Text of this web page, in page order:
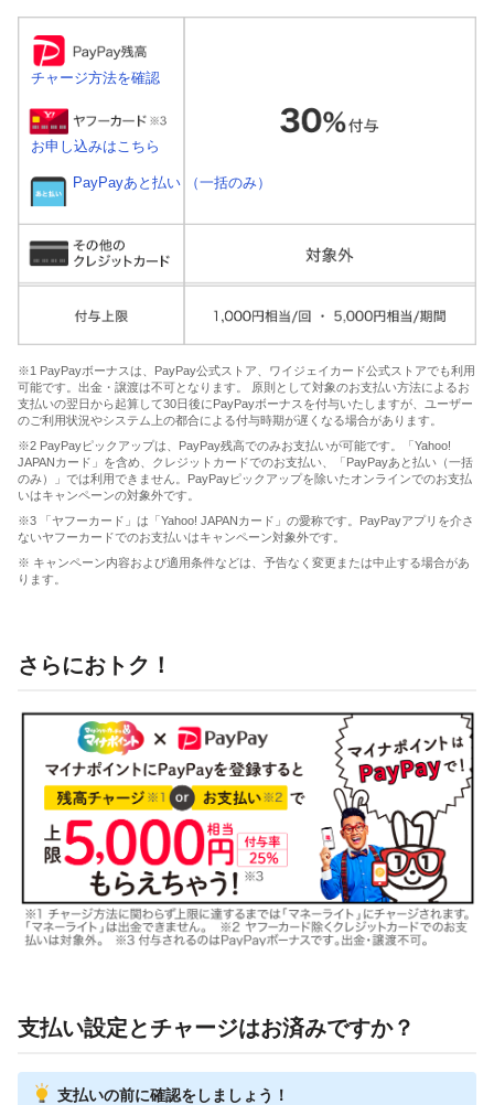
チャージ方法を確認
お申し込みはこちら
PayPayあと払い （一括のみ）
※1 PayPayボーナスは、PayPay公式ストア、ワイジェイカード公式ストアでも利用
可能です。出金・譲渡は不可となります。 原則として対象のお支払い方法によるお
支払いの翌日から起算して30日後にPayPayボーナスを付与いたしますが、ユーザー
のご利用状況やシステム上の都合による付与時期が遅くなる場合があります。
※2 PayPayピックアップは、PayPay残高でのみお支払いが可能です。「Yahoo!
JAPANカード」を含め、クレジットカードでのお支払い、「PayPayあと払い（一括
のみ）」では利用できません。PayPayピックアップを除いたオンラインでのお支払
いはキャンペーンの対象外です。
※3 「ヤフーカード」は「Yahoo! JAPANカード」の愛称です。PayPayアプリを介さ
ないヤフーカードでのお支払いはキャンペーン対象外です。
※ キャンペーン内容および適用条件などは、予告なく変更または中止する場合があ
ります。
さらにおトク！
支払い設定とチャージはお済みですか？
支払いの前に確認をしましょう！